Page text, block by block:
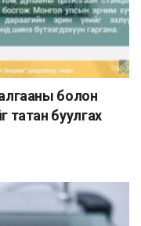
болон
татан буулгах